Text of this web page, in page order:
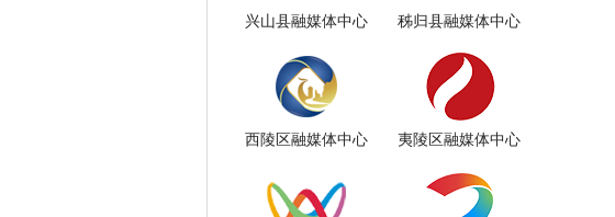
兴山县融媒体中心 秭归县融媒体中心
西陵区融媒体中心 夷陵区融媒体中心